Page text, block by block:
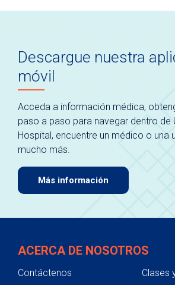
Descargue nuestra
móvil
Acceda a información médica,
paso a paso para navegar dentro de
Hospital, encuentre un médico o una
mucho más.
Más información
ACERCA DE NOSOTROS
Contáctenos
Clases